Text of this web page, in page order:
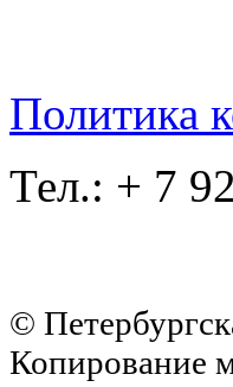
Политика
Тел.: + 7
©
Копирование